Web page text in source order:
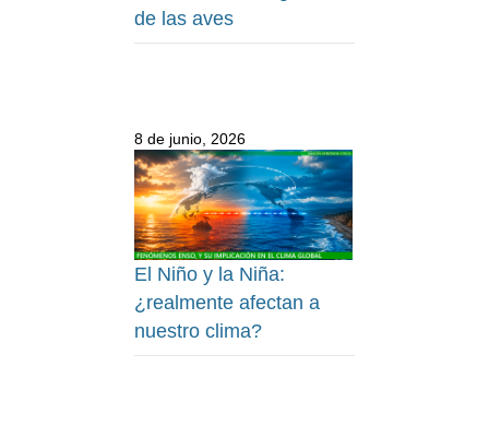
de las aves
8 de junio, 2026
El Niño y la Niña:
¿realmente afectan a
nuestro clima?